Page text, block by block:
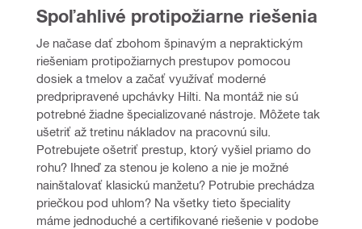
Spoľahlivé protipožiarne riešenia
Je načase dať zbohom špinavým a nepraktickým
riešeniam protipožiarnych prestupov pomocou
dosiek a tmelov a začať využívať moderné
predpripravené upchávky Hilti. Na montáž nie sú
potrebné žiadne špecializované nástroje. Môžete tak
ušetriť až tretinu nákladov na pracovnú silu.
Potrebujete ošetriť prestup, ktorý vyšiel priamo do
rohu? Ihneď za stenou je koleno a nie je možné
nainštalovať klasickú manžetu? Potrubie prechádza
priečkou pod uhlom? Na všetky tieto špeciality
máme jednoduché a certifikované riešenie v podobe